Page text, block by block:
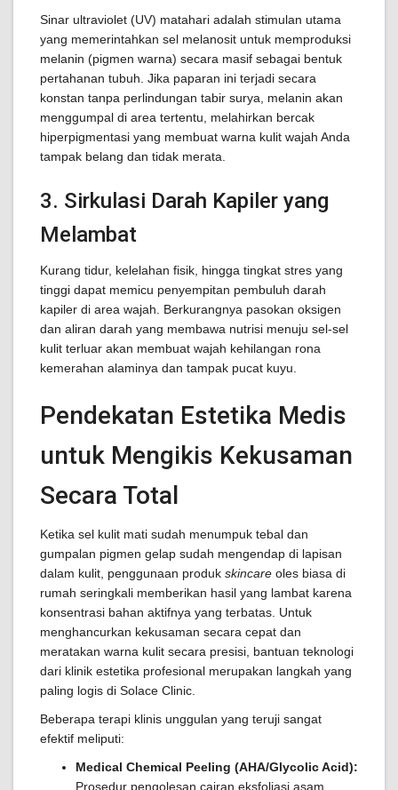
Sinar ultraviolet (UV) matahari adalah stimulan utama
yang memerintahkan sel melanosit untuk memproduksi
melanin (pigmen warna) secara masif sebagai bentuk
pertahanan tubuh. Jika paparan ini terjadi secara
konstan tanpa perlindungan tabir surya, melanin akan
menggumpal di area tertentu, melahirkan bercak
hiperpigmentasi yang membuat warna kulit wajah Anda
tampak belang dan tidak merata.
3. Sirkulasi Darah Kapiler yang
Melambat
Kurang tidur, kelelahan fisik, hingga tingkat stres yang
tinggi dapat memicu penyempitan pembuluh darah
kapiler di area wajah. Berkurangnya pasokan oksigen
dan aliran darah yang membawa nutrisi menuju sel-sel
kulit terluar akan membuat wajah kehilangan rona
kemerahan alaminya dan tampak pucat kuyu.
Pendekatan Estetika Medis
untuk Mengikis Kekusaman
Secara Total
Ketika sel kulit mati sudah menumpuk tebal dan
gumpalan pigmen gelap sudah mengendap di lapisan
dalam kulit, penggunaan produk skincare oles biasa di
rumah seringkali memberikan hasil yang lambat karena
konsentrasi bahan aktifnya yang terbatas. Untuk
menghancurkan kekusaman secara cepat dan
meratakan warna kulit secara presisi, bantuan teknologi
dari klinik estetika profesional merupakan langkah yang
paling logis di Solace Clinic.
Beberapa terapi klinis unggulan yang teruji sangat
efektif meliputi:
Medical Chemical Peeling (AHA/Glycolic Acid):
Prosedur pengolesan cairan eksfoliasi asam